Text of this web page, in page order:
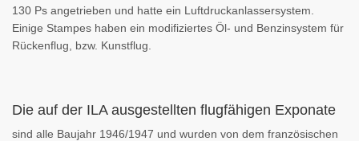
130 Ps angetrieben und hatte ein Luftdruckanlassersystem.
Einige Stampes haben ein modifiziertes Öl- und Benzinsystem für
Rückenflug, bzw. Kunstflug.
Die auf der ILA ausgestellten flugfähigen Exponate
sind alle Baujahr 1946/1947 und wurden von dem französischen